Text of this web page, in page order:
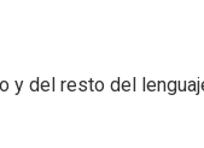
y del resto del